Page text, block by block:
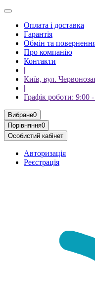
Оплата і доставка
Гарантія
Обмін та
Про компанію
Контакти
||
Київ, вул.
||
Графік роботи: 9:00
Вибране0
Порівняння0
Особистий кабінет
Авторизація
Реєстрація